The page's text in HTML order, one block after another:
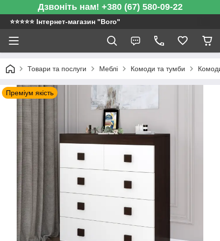
Дзвоніть нам! +380 (67) 580-09-22
⭐️⭐️⭐️⭐️⭐️ Інтернет-магазин "Boro"
Товари та послуги Меблі Комоди та тумби
Преміум якість